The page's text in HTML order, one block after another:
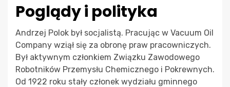
Poglądy i polityka
Andrzej Polok był socjalistą. Pracując w Vacuum Oil
Company wziął się za obronę praw pracowniczych.
Był aktywnym członkiem Związku Zawodowego
Robotników Przemysłu Chemicznego i Pokrewnych.
Od 1922 roku stały członek wydziału gminnego